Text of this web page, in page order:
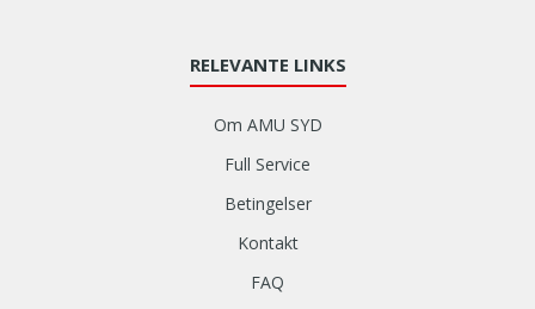
RELEVANTE LINKS
Om AMU SYD
Full Service
Betingelser
Kontakt
FAQ